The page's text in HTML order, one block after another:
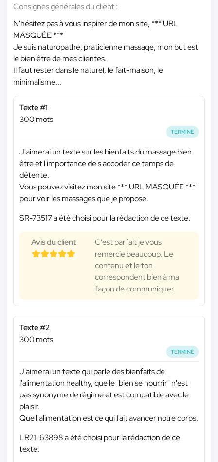
Consignes générales du client :
N'hésitez pas à vous inspirer de mon site, *** URL
MASQUÉE ***
Je suis naturopathe, praticienne massage, mon but est
le bien être de mes clientes.
Il faut rester dans le naturel, le fait-maison, le
minimalisme...
Texte #1
300 mots
TERMINÉ
J'aimerai un texte sur les bienfaits du massage bien
être et l'importance de s'accoder ce temps de
détente.
Vous pouvez visitez mon site*** URL MASQUÉE ***
pour voir les massages que je propose.
SR-73517 a été choisi pour la rédaction de ce texte.
Avis du client
C'est parfait je vous
remercie beaucoup. Le
contenu et le ton
correspondent bien à ma
façon de communiquer.
Texte #2
300 mots
TERMINÉ
J'aimerai un texte qui parle des bienfaits de
l'alimentation healthy, que le "bien se nourrir" n'est
pas synonyme de régime et est compatible avec le
plaisir.
Que l'alimentation est ce qui fait avancer notre corps.
LR21-63898 a été choisi pour la rédaction de ce
texte.